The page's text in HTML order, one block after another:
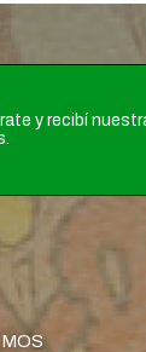
y recibí